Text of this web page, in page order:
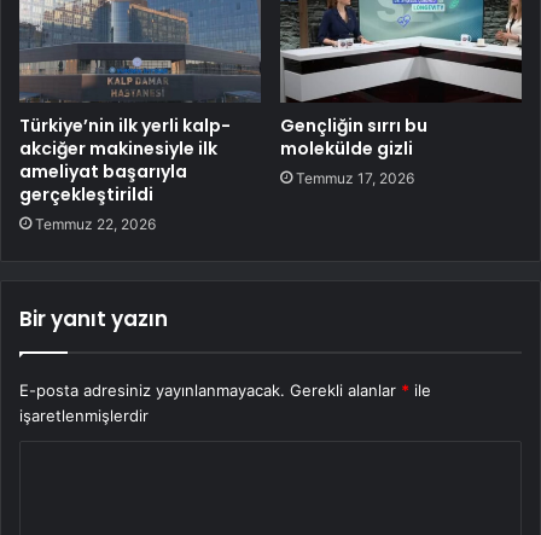
Türkiye’nin ilk yerli kalp-
akciğer makinesiyle ilk
ameliyat başarıyla
gerçekleştirildi
Temmuz 22, 2026
Gençliğin sırrı bu
molekülde gizli
Temmuz 17, 2026
Bir yanıt yazın
E-posta adresiniz yayınlanmayacak. Gerekli alanlar * ile
işaretlenmişlerdir